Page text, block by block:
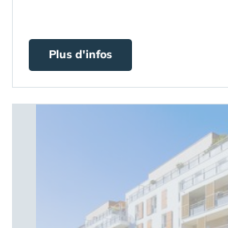
Plus d'infos